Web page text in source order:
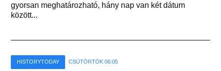
gyorsan meghatározható, hány nap van két dátum
között...
HISTORYTODAY CSÜTÖRTÖK 06:05